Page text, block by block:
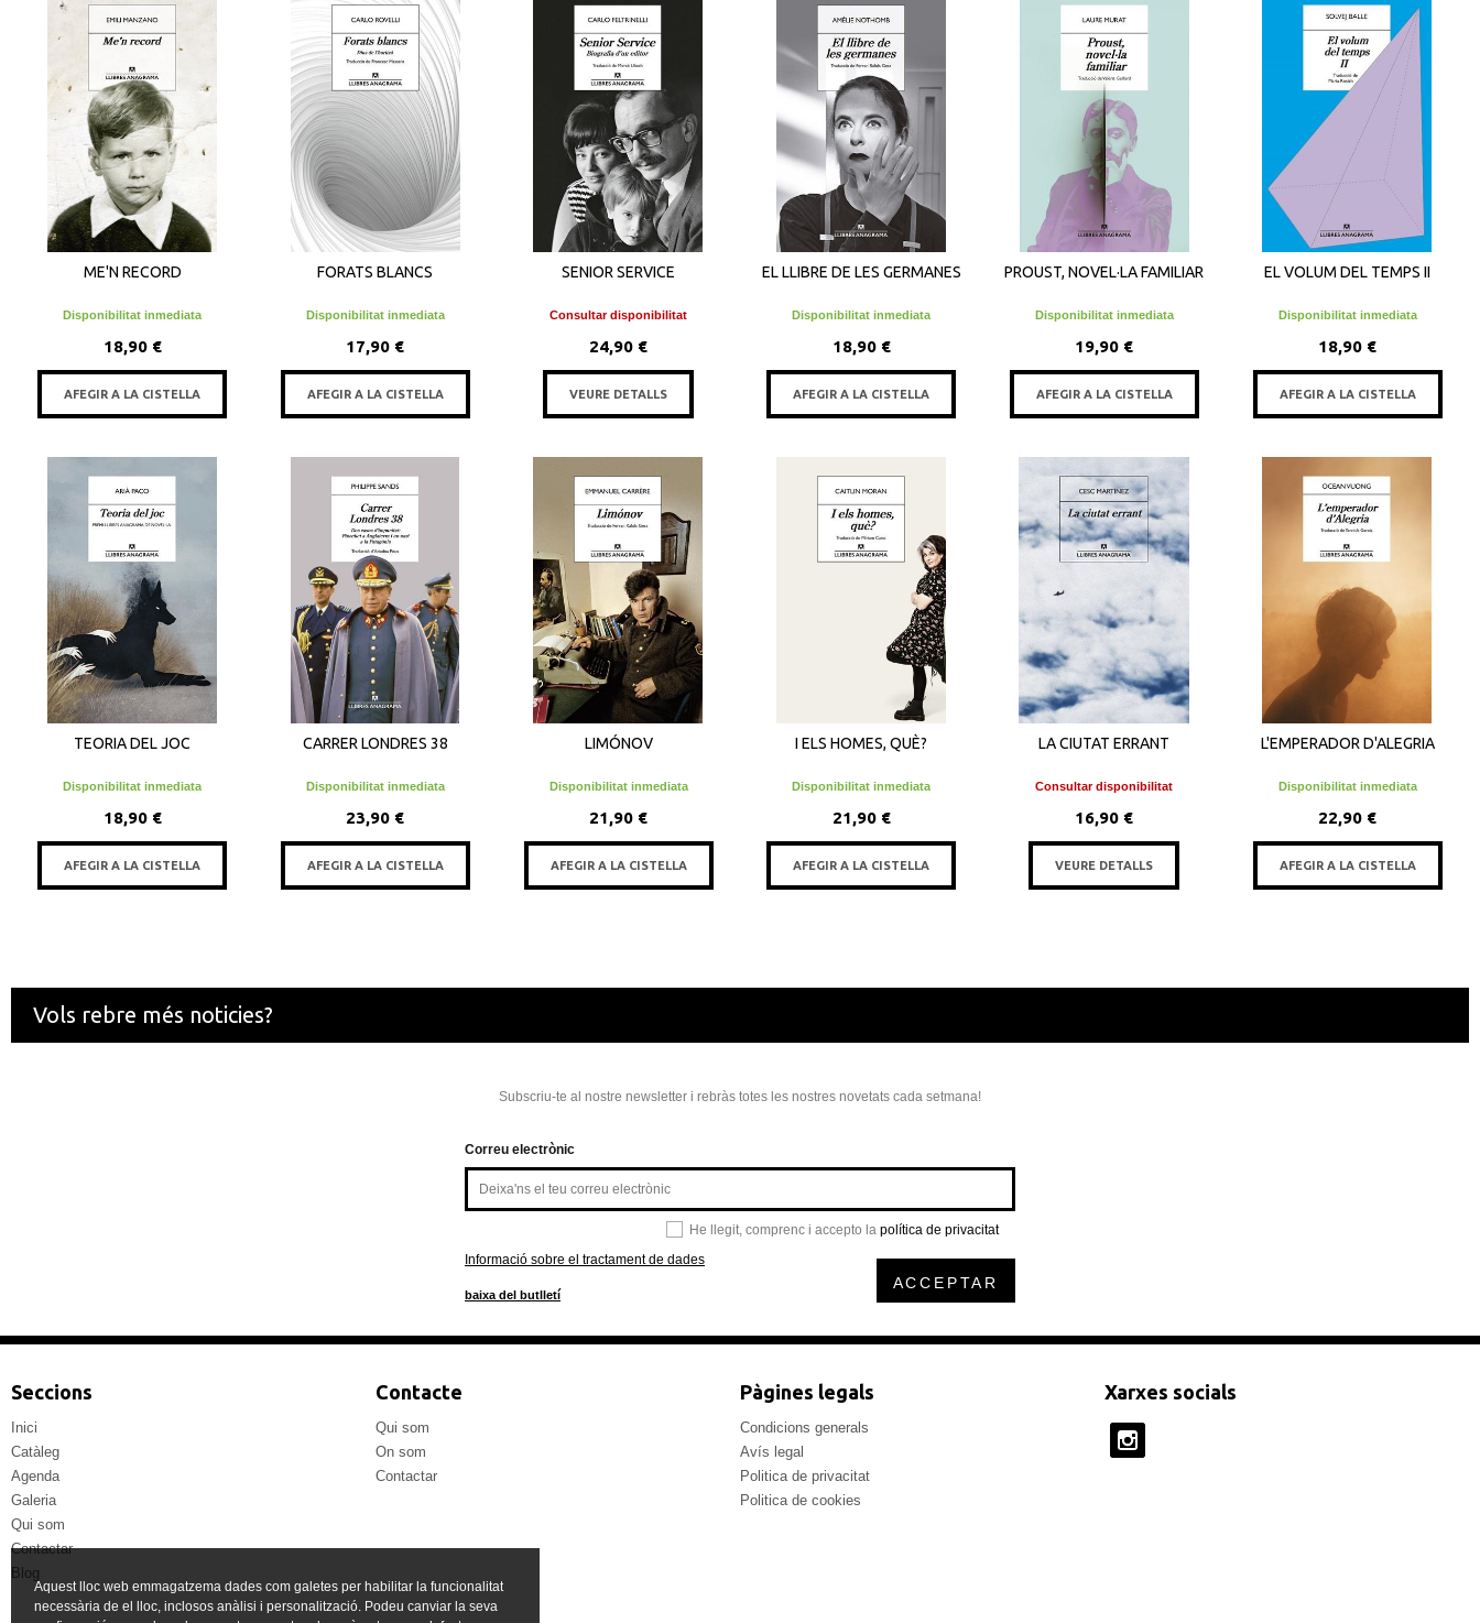
ME'N RECORD
Disponibilitat inmediata
18,90 €
AFEGIR A LA CISTELLA
FORATS BLANCS
Disponibilitat inmediata
17,90 €
AFEGIR A LA CISTELLA
SENIOR SERVICE
Consultar disponibilitat
24,90 €
VEURE DETALLS
EL LLIBRE DE LES GERMANES
Disponibilitat inmediata
18,90 €
AFEGIR A LA CISTELLA
PROUST, NOVEL·LA FAMILIAR
Disponibilitat inmediata
19,90 €
AFEGIR A LA CISTELLA
EL VOLUM DEL TEMPS II
Disponibilitat inmediata
18,90 €
AFEGIR A LA CISTELLA
TEORIA DEL JOC
Disponibilitat inmediata
18,90 €
AFEGIR A LA CISTELLA
CARRER LONDRES 38
Disponibilitat inmediata
23,90 €
AFEGIR A LA CISTELLA
LIMÓNOV
Disponibilitat inmediata
21,90 €
AFEGIR A LA CISTELLA
I ELS HOMES, QUÈ?
Disponibilitat inmediata
21,90 €
AFEGIR A LA CISTELLA
LA CIUTAT ERRANT
Consultar disponibilitat
16,90 €
VEURE DETALLS
L'EMPERADOR D'ALEGRIA
Disponibilitat inmediata
22,90 €
AFEGIR A LA CISTELLA
Vols rebre més noticies?
Subscriu-te al nostre newsletter i rebràs totes les nostres novetats cada setmana!
Correu electrònic
He llegit, comprenc i accepto la política de privacitat
Informació sobre el tractament de dades
baixa del butlletí
ACCEPTAR
Seccions
Inici
Catàleg
Agenda
Galeria
Qui som
Contactar
Blog
Contacte
Qui som
On som
Contactar
Pàgines legals
Condicions generals
Avís legal
Politica de privacitat
Politica de cookies
Xarxes socials
Aquest lloc web emmagatzema dades com galetes per habilitar la funcionalitat
necessària de el lloc, inclosos anàlisi i personalització. Podeu canviar la seva